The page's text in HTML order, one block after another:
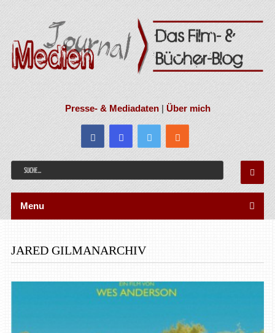
Presse- & Mediadaten|Über mich
Menu
JARED GILMANARCHIV